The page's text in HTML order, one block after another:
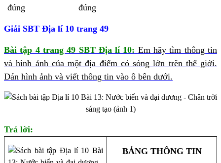
đúng
đúng
Giải SBT Địa lí 10 trang 49
Bài tập 4 trang 49 SBT Địa lí 10: Em hãy tìm thông tin
và hình ảnh của một địa điểm có sóng lớn trên thế giới.
Dán hình ảnh và viết thông tin vào ô bên dưới.
Trả lời:
BẢNG THÔNG TIN